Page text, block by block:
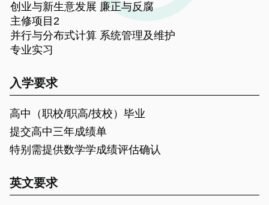
创业与新生意发展 廉正与反腐
主修项目2
并行与分布式计算 系统管理及维护
专业实习
入学要求
高中（职校/职高/技校）毕业
提交高中三年成绩单
特别需提供数学学成绩评估确认
英文要求